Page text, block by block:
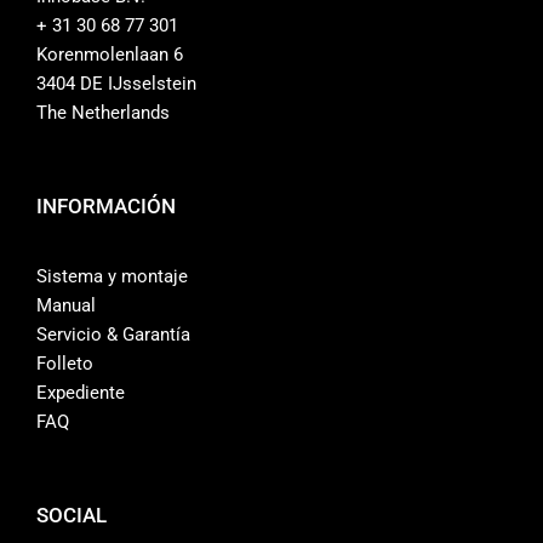
Contacto
Tienda
+ 31 30 68 77 301
Korenmolenlaan 6
3404 DE IJsselstein
The Netherlands
INFORMACIÓN
Sistema y montaje
Manual
Servicio & Garantía
Folleto
Expediente
FAQ
SOCIAL